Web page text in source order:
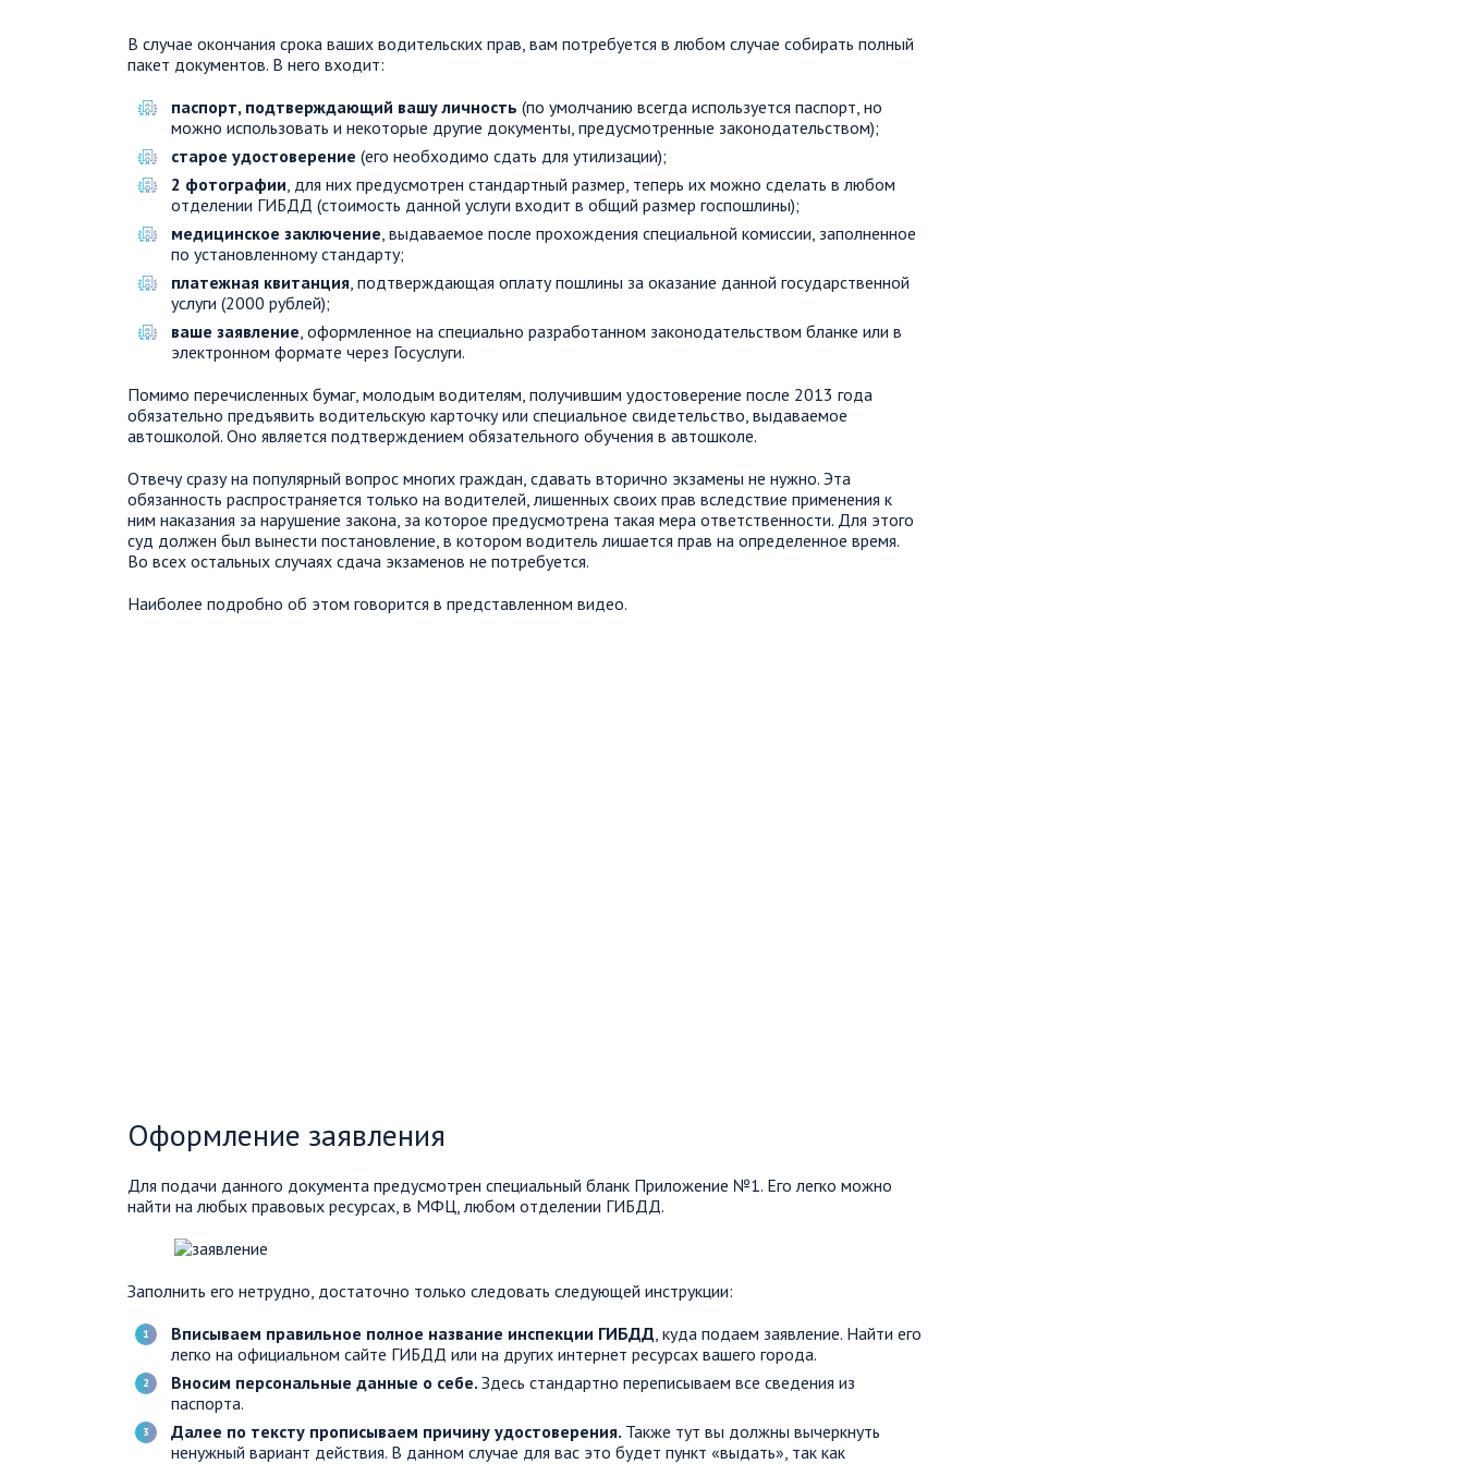
В случае окончания срока ваших водительских прав, вам потребуется в любом случае собирать полный
пакет документов. В него входит:
паспорт, подтверждающий вашу личность (по умолчанию всегда используется паспорт, но
можно использовать и некоторые другие документы, предусмотренные законодательством);
старое удостоверение (его необходимо сдать для утилизации);
2 фотографии, для них предусмотрен стандартный размер, теперь их можно сделать в любом
отделении ГИБДД (стоимость данной услуги входит в общий размер госпошлины);
медицинское заключение, выдаваемое после прохождения специальной комиссии, заполненное
по установленному стандарту;
платежная квитанция, подтверждающая оплату пошлины за оказание данной государственной
услуги (2000 рублей);
ваше заявление, оформленное на специально разработанном законодательством бланке или в
электронном формате через Госуслуги.
Помимо перечисленных бумаг, молодым водителям, получившим удостоверение после 2013 года
обязательно предъявить водительскую карточку или специальное свидетельство, выдаваемое
автошколой. Оно является подтверждением обязательного обучения в автошколе.
Отвечу сразу на популярный вопрос многих граждан, сдавать вторично экзамены не нужно. Эта
обязанность распространяется только на водителей, лишенных своих прав вследствие применения к
ним наказания за нарушение закона, за которое предусмотрена такая мера ответственности. Для этого
суд должен был вынести постановление, в котором водитель лишается прав на определенное время.
Во всех остальных случаях сдача экзаменов не потребуется.
Наиболее подробно об этом говорится в представленном видео.
Оформление заявления
Для подачи данного документа предусмотрен специальный бланк Приложение №1. Его легко можно
найти на любых правовых ресурсах, в МФЦ, любом отделении ГИБДД.
Заполнить его нетрудно, достаточно только следовать следующей инструкции:
Вписываем правильное полное название инспекции ГИБДД , куда подаем заявление. Найти его
легко на официальном сайте ГИБДД или на других интернет ресурсах вашего города.
Вносим персональные данные о себе. Здесь стандартно переписываем все сведения из
паспорта.
Далее по тексту прописываем причину удостоверения. Также тут вы должны вычеркнуть
ненужный вариант действия. В данном случае для вас это будет пункт «выдать», так как